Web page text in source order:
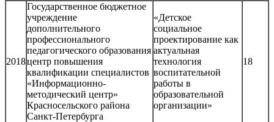
2018
Государственное бюджетное
учреждение
дополнительного
профессионального
педагогического образования
центр повышения
квалификации специалистов
«Информационно-
методический центр»
Красносельского района
Санкт-Петербурга
«Детское
социальное
проектирование как
актуальная
технология
воспитательной
работы в
образовательной
организации»
18